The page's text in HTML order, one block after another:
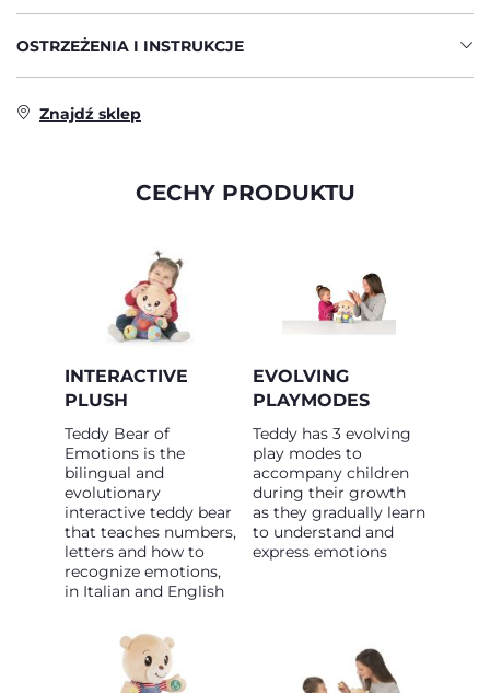
OSTRZEŻENIA I INSTRUKCJE
Znajdź sklep
CECHY PRODUKTU
INTERACTIVE
PLUSH
Teddy Bear of
Emotions is the
bilingual and
evolutionary
interactive teddy bear
that teaches numbers,
letters and how to
recognize emotions,
in Italian and English
EVOLVING
PLAYMODES
Teddy has 3 evolving
play modes to
accompany children
during their growth
as they gradually learn
to understand and
express emotions